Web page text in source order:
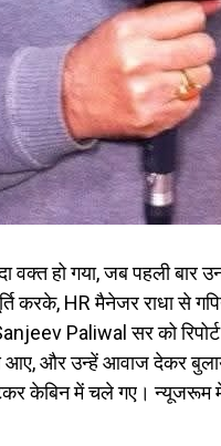
वक्त हो गया, जब पहली
करके, HR मैनेजर राधा
Paliwal सर को
और उन्हें आवाज देकर
केबिन में चले गए। न्यूजरूम में